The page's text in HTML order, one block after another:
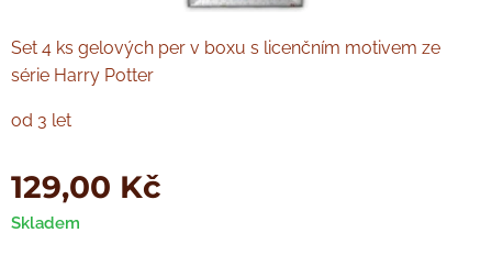
Set 4 ks gelových per v boxu s licenčním motivem ze
série Harry Potter
od 3 let
129,00 Kč
Skladem